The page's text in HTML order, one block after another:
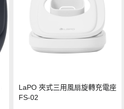
LaPO 夾式三用風扇旋轉充電座
FS-02